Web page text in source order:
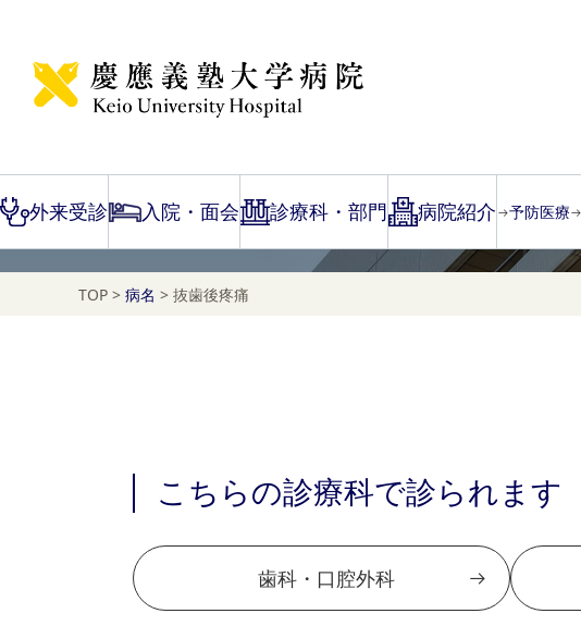
外来受診 入院・面会 診療科・部門 病院紹介 予防医療
Disease Name Search
TOP > 病名 > 抜歯後疼痛
こちらの診療科で診られます
歯科・口腔外科